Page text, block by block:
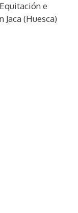
e
(Huesca)